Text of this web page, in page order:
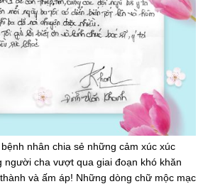
nhân chia sẻ những cảm xúc xúc
người cha vượt qua giai đoạn khó khăn
và ấm áp! Những dòng chữ mộc mạc